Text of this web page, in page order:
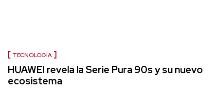
TECNOLOGÍA
HUAWEI revela la Serie Pura 90s y su nuevo
ecosistema